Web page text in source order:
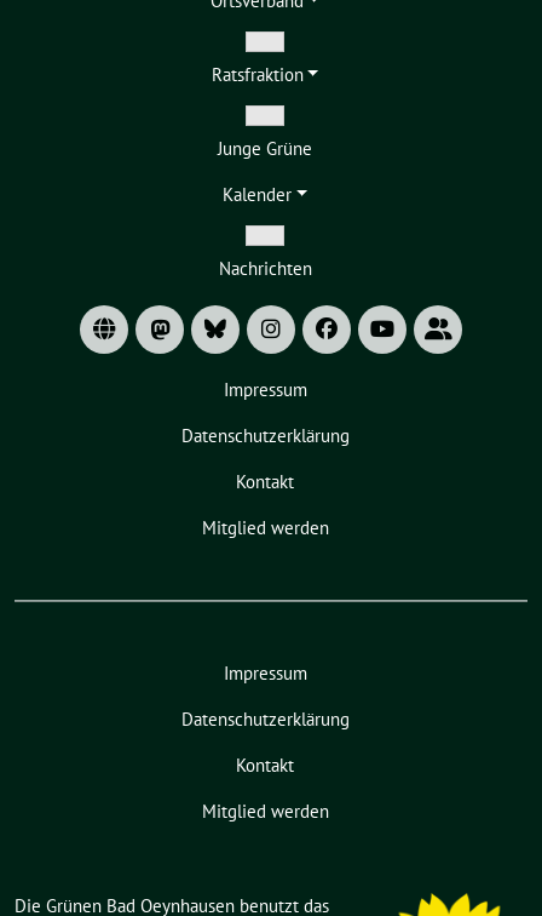
Zeige
Untermenü
Ratsfraktion
Zeige
Untermenü
Junge Grüne
Kalender
Zeige
Untermenü
Nachrichten
Impressum
Datenschutzerklärung
Kontakt
Mitglied werden
Impressum
Datenschutzerklärung
Kontakt
Mitglied werden
Die Grünen Bad Oeynhausen benutzt das